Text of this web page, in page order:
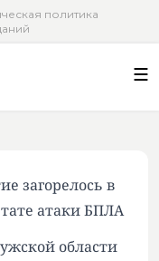
политика
загорелось в
атаки БПЛА
области